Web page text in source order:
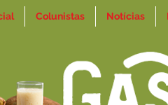
Colunistas Notícias